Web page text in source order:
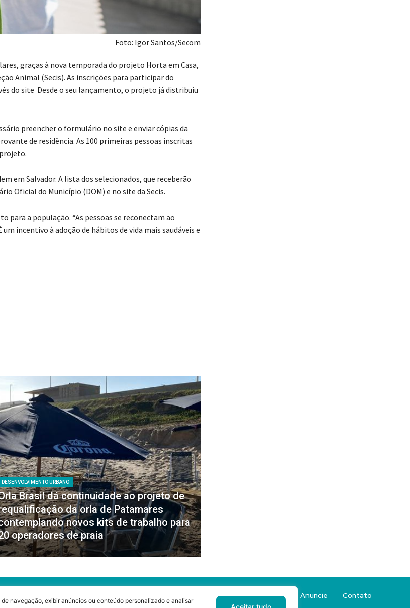
navegação, exibir anúncios ou conteúdo personalizado e analisar
Foto: Igor Santos/Secom
graças à nova temporada do projeto Horta em Casa,
Animal (Secis). As inscrições para participar do
do site Desde o seu lançamento, o projeto já distribuiu
preencher o formulário no site e enviar cópias da
de residência. As 100 primeiras pessoas inscritas
em Salvador. A lista dos selecionados, que receberão
Oficial do Município (DOM) e no site da Secis.
para a população. “As pessoas se reconectam ao
incentivo à adoção de hábitos de vida mais saudáveis e
DESENVOLVIMENTO URBANO
Brasil dá continuidade ao projeto de
da orla de Patamares
novos kits de trabalho para
operadores de praia
Sobre a Revista Sacada Anuncie Contato